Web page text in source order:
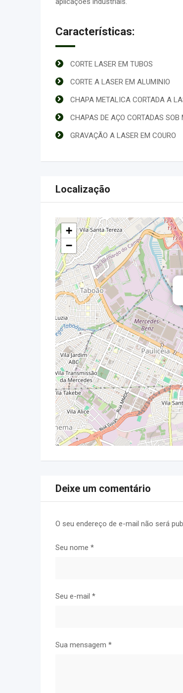
Características:
CORTE LASER EM TUBOS
CORTE A LASER EM ALUMINIO
CHAPA METALICA CORTADA A
CHAPAS DE AÇO CORTADAS SOB
GRAVAÇÃO A LASER EM COURO
Localização
+
−
Deixe um comentário
O seu endereço de e-mail não será
Seu nome *
Seu e-mail *
Sua mensagem *